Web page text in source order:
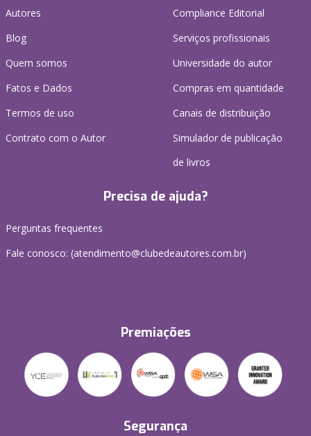
Autores
Blog
Quem somos
Fatos e Dados
Termos de uso
Contrato com o Autor
Compliance Editorial
Serviços profissionais
Universidade do autor
Compras em quantidade
Canais de distribuição
Simulador de publicação
de livros
Precisa de ajuda?
Perguntas frequentes
Fale conosco: (atendimento@clubedeautores.com.br)
Premiações
Segurança